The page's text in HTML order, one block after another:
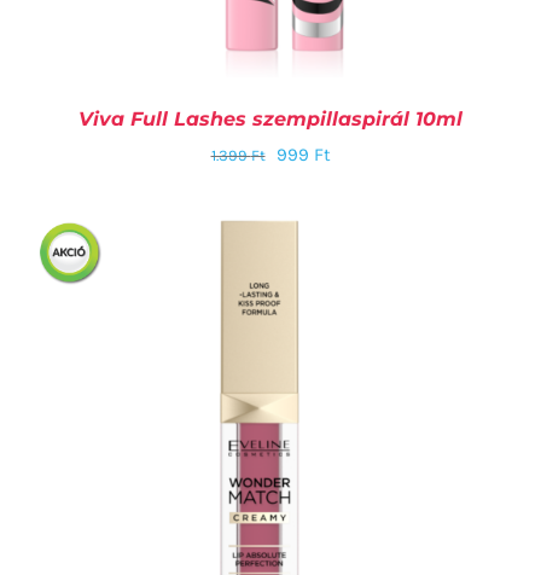
KOSÁRBA TESZEM
Viva Full Lashes szempillaspirál 10ml
1.399Ft 999 Ft